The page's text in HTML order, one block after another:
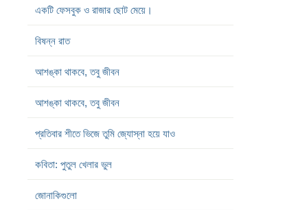
একটি ফেসবুক ও রাজার ছোট মেয়ে।
বিষন্ন রাত
আশঙ্কা থাকবে, তবু জীবন
আশঙ্কা থাকবে, তবু জীবন
প্রতিবার শীতে ভিজে তুমি জ্যোস্না হয়ে যাও
কবিতা: পুতুল খেলার ভুল
জোনাকিগুলো